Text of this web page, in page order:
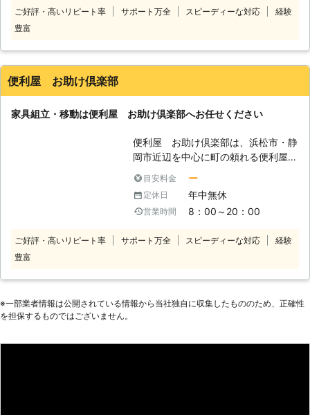
なんでもお申しつけください！
からないままです。
愛知県
りごと」でも対応できます。 ちょっ
・家具の組立が苦手なので、手伝って
に運びたいので、手伝ってほしいと
き。 ・部屋の模様替えのため家具を
移動したいので手伝ってほしいとき。
外装リフォームと便利屋のZetでは、
「任せて良かった！」、「また、何か
あったら次回もお任せしたい！」など
お喜びの声を頂いております。 その
言葉を胸に、常にお客様のために日々
Zetへご相談ください。
ご好評・高いリピート率 サポート万全 スピーディーな対応
経験
豊富
便利屋 お助け倶楽部
家具組立・移動は便利屋 お助け倶楽部へお任せください
便利屋 お助け倶楽部は、浜松市・静
岡市近辺を中心に町の頼れる便利屋と
回収、引っ越し、ハウスクリーニン
グ、草刈り、家具組立などなんでも引
き受けます！ 1人ではできないこと、
い！ 【家具組立・移動】 こんなとき
とき。 ・大きな家具を購入したが1人
いとき。 ・部屋の模様替えのため家
目安料金 ー
定休日 年中無休
営業時間 8：00～20：00
ご好評・高いリピート率 サポート万全 スピーディーな対応
経験
豊富
※⼀部業者情報は公開されている情報から当社独⾃に収集したもののため、正確性
を担保するものではございません。